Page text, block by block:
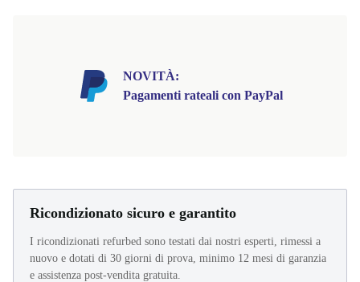
NOVITÀ:
Pagamenti rateali con PayPal
Ricondizionato sicuro e garantito
I ricondizionati refurbed sono testati dai nostri esperti, rimessi a
nuovo e dotati di 30 giorni di prova, minimo 12 mesi di garanzia
e assistenza post-vendita gratuita.